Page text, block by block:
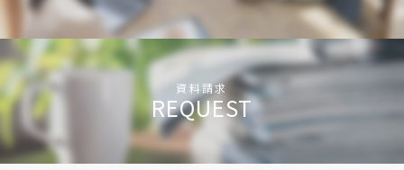
資料請求
REQUEST